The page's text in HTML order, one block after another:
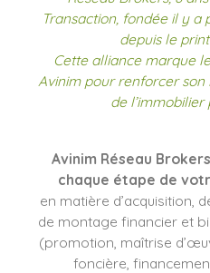
Transaction, fondée il y a
depuis le
Cette alliance marque
Avinim pour renforcer
de l’immobilier
Avinim Réseau
chaque étape de
en matière d’acquisition,
de montage financier et
(promotion, maîtrise
foncière,